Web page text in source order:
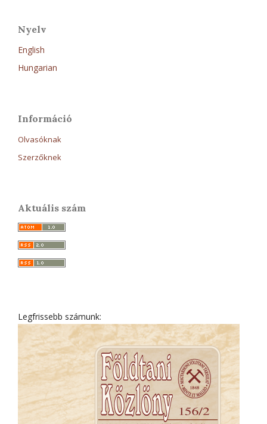
Nyelv
English
Hungarian
Információ
Olvasóknak
Szerzőknek
Aktuális szám
Legfrissebb számunk: